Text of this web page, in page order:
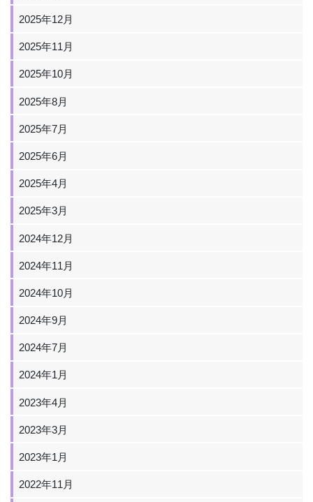
2025年12月
2025年11月
2025年10月
2025年8月
2025年7月
2025年6月
2025年4月
2025年3月
2024年12月
2024年11月
2024年10月
2024年9月
2024年7月
2024年1月
2023年4月
2023年3月
2023年1月
2022年11月